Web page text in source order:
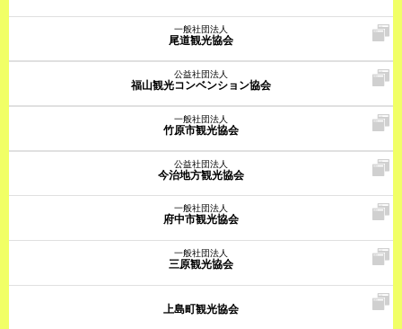
一般社団法人
尾道観光協会
公益社団法人
福山観光コンベンション協会
一般社団法人
竹原市観光協会
公益社団法人
今治地方観光協会
一般社団法人
府中市観光協会
一般社団法人
三原観光協会
上島町観光協会